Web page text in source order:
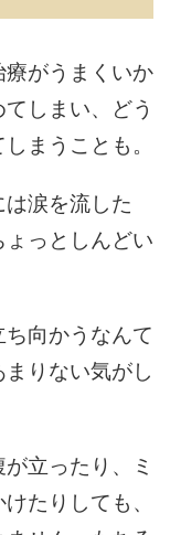
がうまくいか
しまい、どう
まうことも。
涙を流した
っとしんどい
向かうなんて
りない気がし
立ったり、ミ
たりしても、